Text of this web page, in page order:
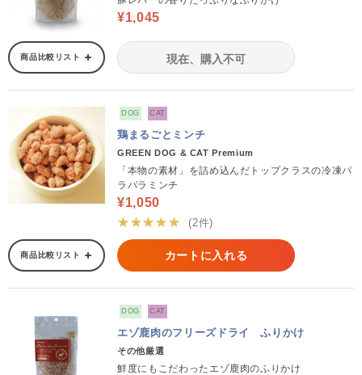
¥1,045
商品比較リスト 現在、購入不可
DOG CAT
鶏まるごとミンチ
GREEN DOG & CAT Premium
「本物の素材」を詰め込んだトップクラスの冷凍パ
ラパラミンチ
¥1,050
★★★★★
(2件)
商品比較リスト カートに入れる
DOG CAT
エゾ鹿肉のフリーズドライ ふりかけ
その他厳選
鮮度にもこだわったエゾ鹿肉のふりかけ